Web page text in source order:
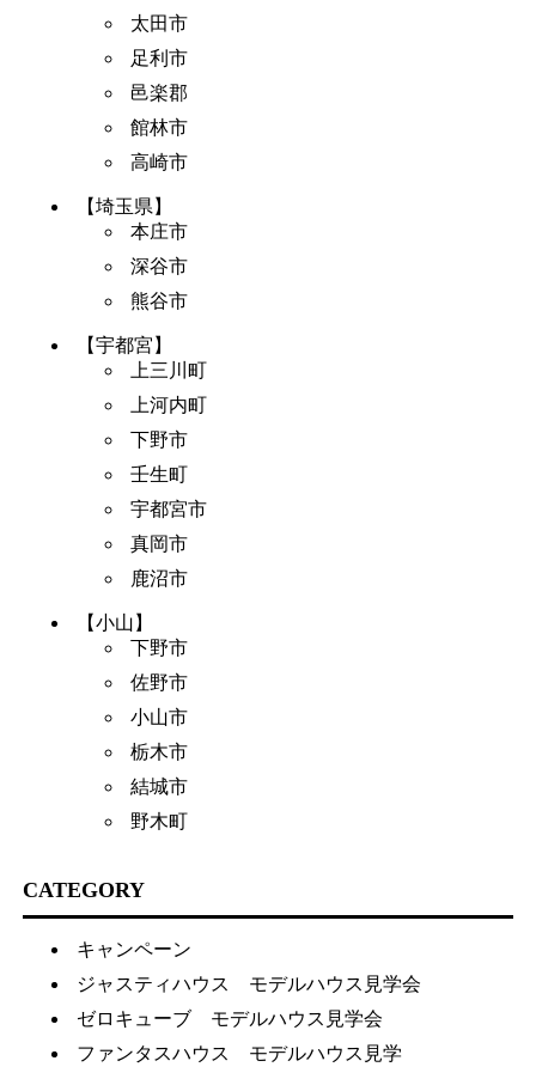
太田市
足利市
邑楽郡
館林市
高崎市
【埼玉県】
本庄市
深谷市
熊谷市
【宇都宮】
上三川町
上河内町
下野市
壬生町
宇都宮市
真岡市
鹿沼市
【小山】
下野市
佐野市
小山市
栃木市
結城市
野木町
CATEGORY
キャンペーン
ジャスティハウス モデルハウス見学会
ゼロキューブ モデルハウス見学会
ファンタスハウス モデルハウス見学